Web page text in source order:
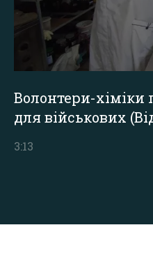
Волонтери-хіміки
для військових
3:13